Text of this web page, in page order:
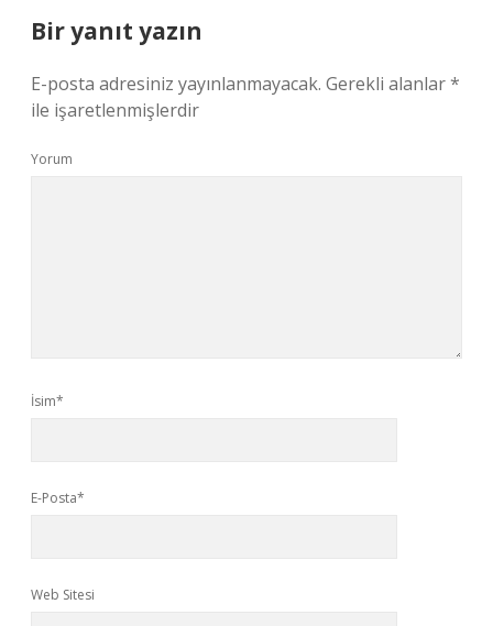
Bir yanıt yazın
E-posta adresiniz yayınlanmayacak. Gerekli alanlar*
ile işaretlenmişlerdir
Yorum
İsim*
E-Posta*
Web Sitesi